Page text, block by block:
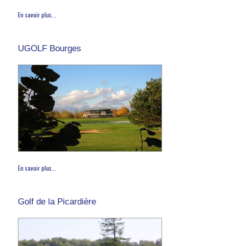
En savoir plus...
UGOLF Bourges
En savoir plus...
Golf de la Picardière